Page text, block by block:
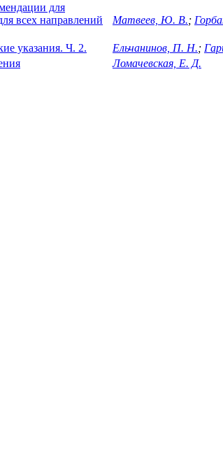
для
всех направлений
Матвеев, Ю. В.;
указания. Ч. 2. Ельчанинов, П. Н.;
Ломачевская, Е. Д.